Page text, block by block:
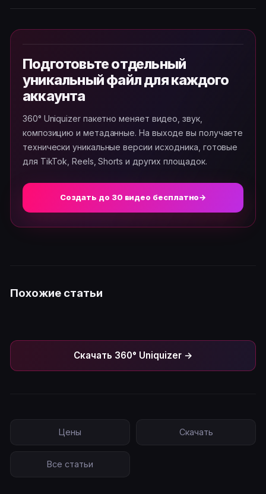
Подготовьте отдельный
уникальный файл для каждого
аккаунта
360° Uniquizer пакетно меняет видео, звук,
композицию и метаданные. На выходе вы получаете
технически уникальные версии исходника, готовые
для TikTok, Reels, Shorts и других площадок.
Создать до 30 видео бесплатно→
Похожие статьи
Скачать 360° Uniquizer →
Цены Скачать
Все статьи